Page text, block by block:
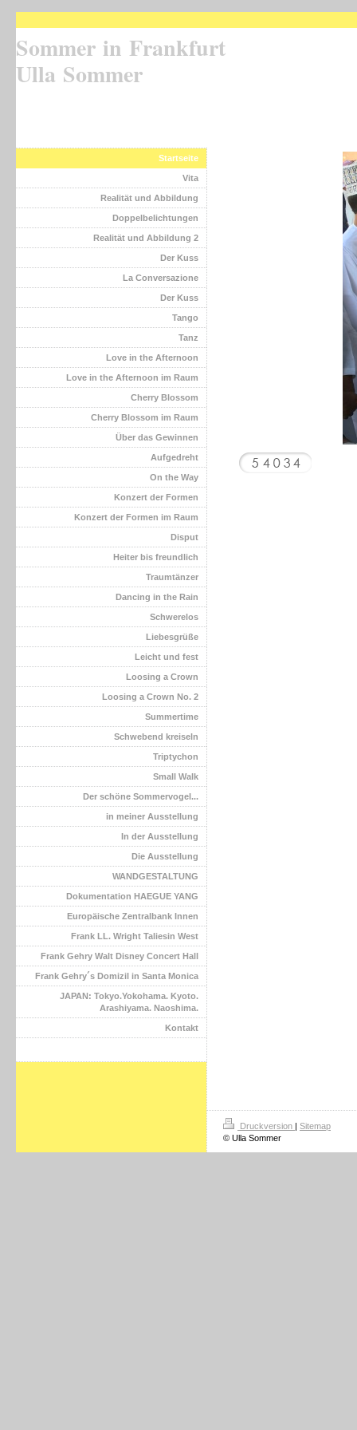
Sommer in Frankfurt
Ulla Sommer
Startseite
Vita
Realität und Abbildung
Doppelbelichtungen
Realität und Abbildung 2
Der Kuss
La Conversazione
Der Kuss
Tango
Tanz
Love in the Afternoon
Love in the Afternoon im Raum
Cherry Blossom
Cherry Blossom im Raum
Über das Gewinnen
Aufgedreht
On the Way
Konzert der Formen
Konzert der Formen im Raum
Disput
Heiter bis freundlich
Traumtänzer
Dancing in the Rain
Schwerelos
Liebesgrüße
Leicht und fest
Loosing a Crown
Loosing a Crown No. 2
Summertime
Schwebend kreiseln
Triptychon
Small Walk
Der schöne Sommervogel...
in meiner Ausstellung
In der Ausstellung
Die Ausstellung
WANDGESTALTUNG
Dokumentation HAEGUE YANG
Europäische Zentralbank Innen
Frank LL. Wright Taliesin West
Frank Gehry Walt Disney Concert Hall
Frank Gehry´s Domizil in Santa Monica
JAPAN: Tokyo.Yokohama. Kyoto.
Arashiyama. Naoshima.
Kontakt
Druckversion | Sitemap
© Ulla Sommer